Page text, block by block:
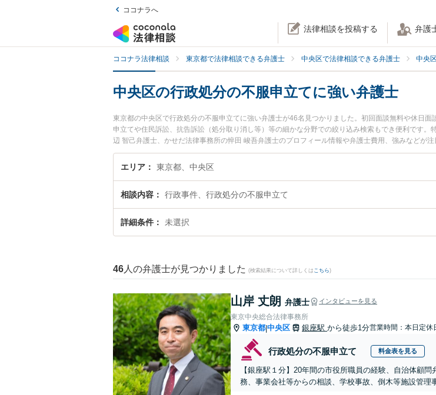
ココナラへ
法律相談を投稿する 弁護
ココナラ法律相談 東京都で法律相談できる弁護士 中央区で法律相談できる弁護士 中央
中央区の行政処分の不服申立てに強い弁護士
東京都の中央区で行政処分の不服申立てに強い弁護士が46名見つかりました。初回面談無料や休日
申立てや住民訴訟、抗告訴訟（処分取り消し等）等の細かな分野での絞り込み検索もでき便利です
辺 智己弁護士、かせだ法律事務所の悴田 峻吾弁護士のプロフィール情報や弁護士費用、強みなどが
トラブルを今すぐに弁護士に相談したい』『行政処分の不服申立てのトラブル解決の実績豊富な近
きる中央区内の弁護士に相談予約したい』などでお困りの相談者さんにおすすめです。
エリア 東京都、中央区
相談内容 行政事件、行政処分の不服申立て
詳細条件 未選択
46 人の弁護士が見つかりました (検索結果について詳しくは こちら)
山岸 丈朗 弁護士 インタビューを見る
東京中央総合法律事務所
東京都|中央区 銀座駅 から徒歩1分営業時間：本日定休
行政処分の不服申立て 料金表を見る
【銀座駅１分】20年間の市役所職員の経験、自治体顧
務、事業会社等からの相談、学校事故、倒木等施設管理